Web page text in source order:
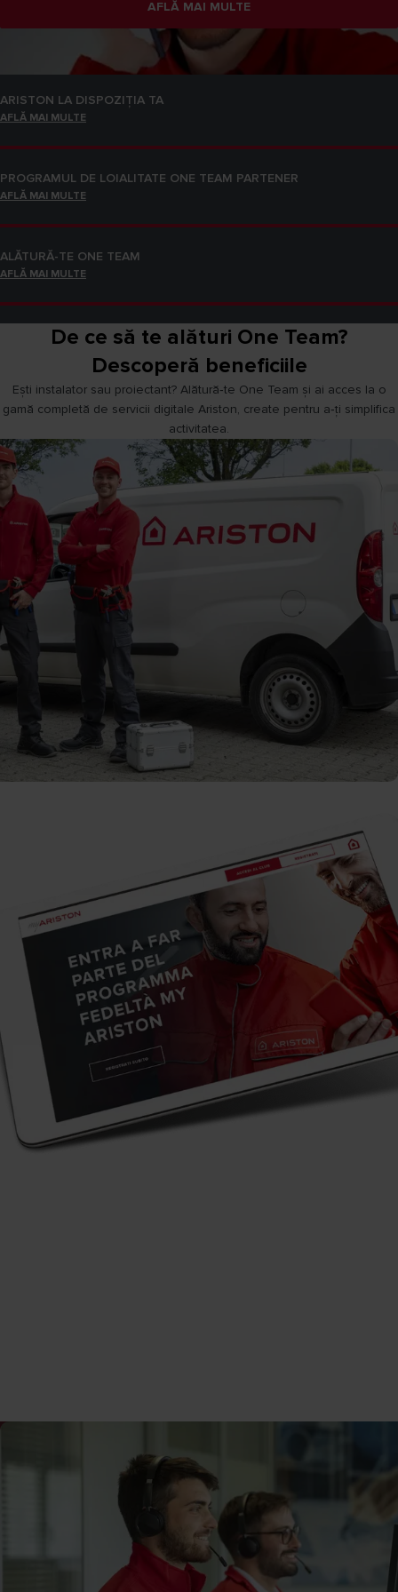
AFLĂ MAI MULTE
ARISTON LA DISPOZIȚIA TA
AFLĂ MAI MULTE
PROGRAMUL DE LOIALITATE ONE TEAM PARTENER
AFLĂ MAI MULTE
ALĂTURĂ-TE ONE TEAM
AFLĂ MAI MULTE
ARISTON LA DISPOZIȚIA TA
PROGRAMUL DE LOIALITATE ONE TEAM PARTENER
De ce să te alături One Team?
Descoperă beneficiile
Ești instalator sau proiectant? Alătură‑te One Team și ai acces la o
gamă completă de servicii digitale Ariston, create pentru a‑ți simplifica
activitatea.